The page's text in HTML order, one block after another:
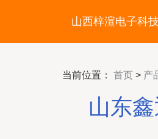
山西梓渲电子科
当前位置： 首页 > 产
山东